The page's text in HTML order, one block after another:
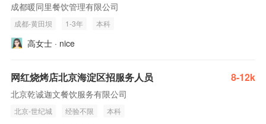
成都暖同里餐饮管理有限公司
成都-黄田坝 1-3年 本科
高女士 · nice
网红烧烤店北京海淀区招服务人员 8-12k
北京乾诚迦文餐饮服务有限公司
北京-世纪城 经验不限 本科